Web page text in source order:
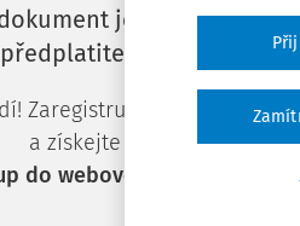
je jen pro
předplatitele.
Zaregistrujte se, zadejte
a získejte
do webové aplikace na 14